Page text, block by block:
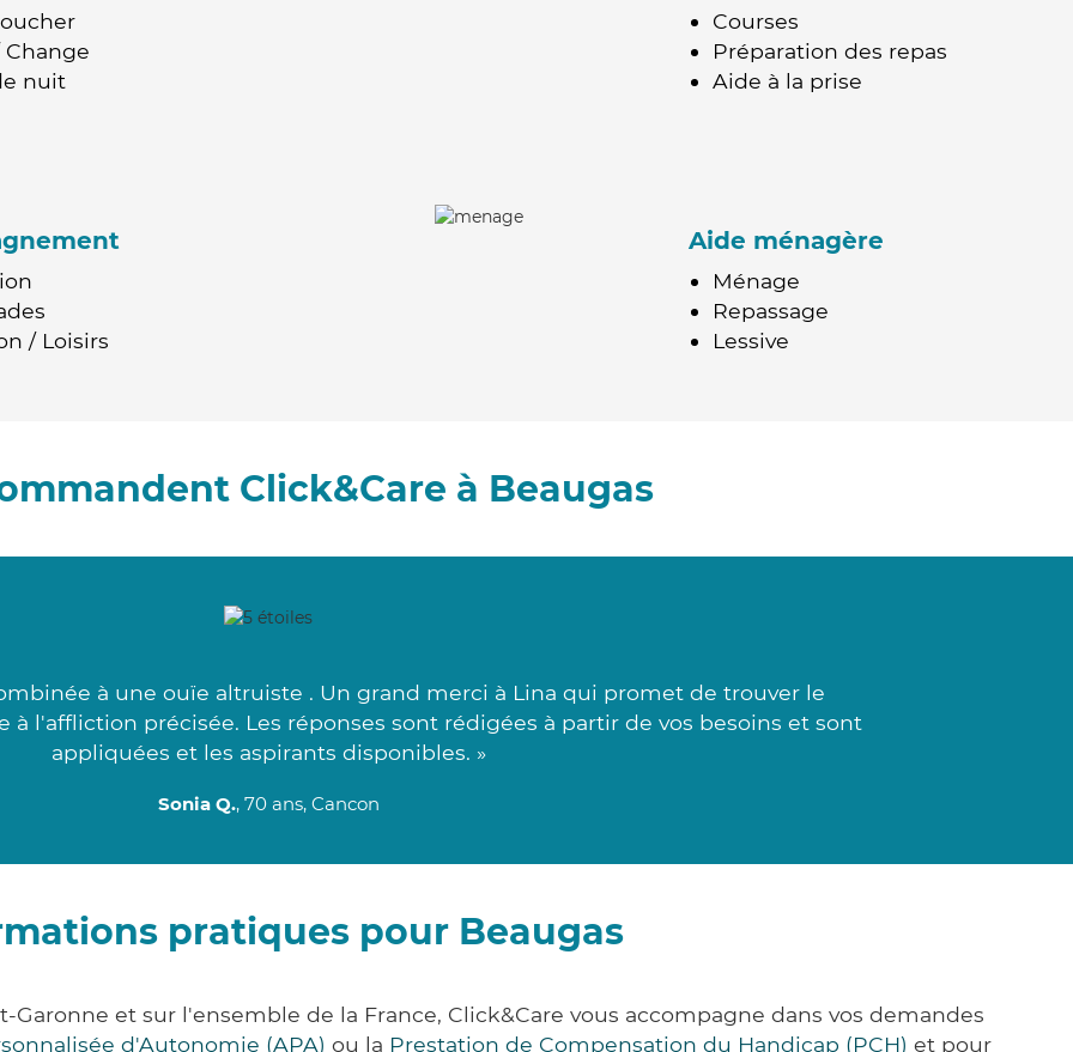
nuit
Courses
Préparation des repas
Aide à la prise
/ Loisirs
Aide ménagère
Ménage
Repassage
Lessive
Click&Care à Beaugas
à une ouïe altruiste . Un grand merci à Lina qui promet de trouver le
l'affliction précisée. Les réponses sont rédigées à partir de vos besoins et sont
appliquées et les aspirants disponibles. »
Sonia Q., 70 ans, Cancon
pratiques pour Beaugas
et sur l'ensemble de la France, Click&Care vous accompagne dans vos demandes
d'Autonomie (APA) ou la Prestation de Compensation du Handicap (PCH) et pour